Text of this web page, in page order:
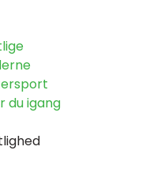
du igang